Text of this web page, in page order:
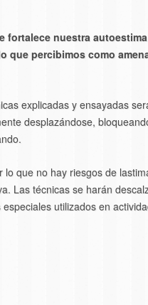
fortalece nuestra
que percibimos como
explicadas y ensayadas
desplazándose,
que no hay riesgos de
Las técnicas se harán
utilizados en